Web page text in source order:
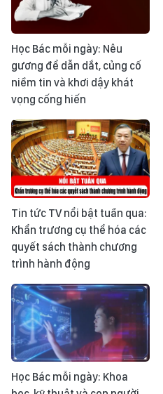
Học Bác mỗi ngày: Nêu
gương để dẫn dắt, củng cố
niềm tin và khơi dậy khát
vọng cống hiến
Tin tức TV nổi bật tuần qua:
Khẩn trương cụ thể hóa các
quyết sách thành chương
trình hành động
Học Bác mỗi ngày: Khoa